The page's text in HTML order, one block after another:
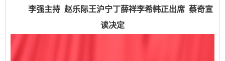
李强主持 赵乐际王沪宁丁薛祥李希韩正出席 蔡奇宣
读决定